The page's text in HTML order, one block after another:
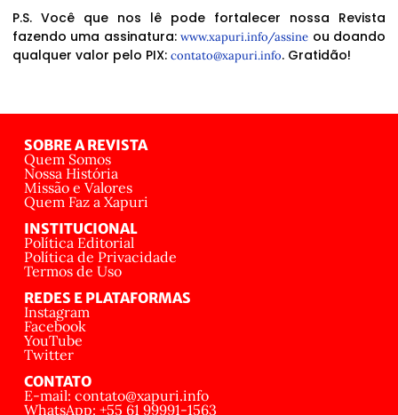
P.S. Você que nos lê pode fortalecer nossa Revista
fazendo uma assinatura:www.xapuri.info/assine ou doando
qualquer valor pelo PIX: contato@xapuri.info. Gratidão!
SOBRE A REVISTA
Quem Somos
Nossa História
Missão e Valores
Quem Faz a Xapuri
INSTITUCIONAL
Política Editorial
Política de Privacidade
Termos de Uso
REDES E PLATAFORMAS
Instagram
Facebook
YouTube
Twitter
CONTATO
E-mail: contato@xapuri.info
WhatsApp: +55 61 99991-1563